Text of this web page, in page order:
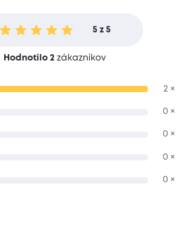
5 z 5
Hodnotilo 2zákazníkov
2 ×
0 ×
0 ×
0 ×
0 ×